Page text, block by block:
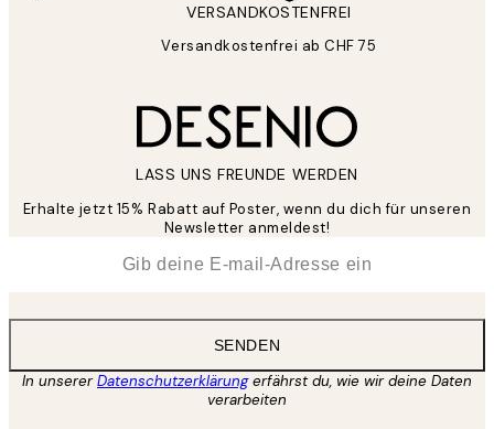
VERSANDKOSTENFREI
Versandkostenfrei ab CHF 75
LASS UNS FREUNDE WERDEN
Erhalte jetzt 15% Rabatt auf Poster, wenn du dich für unseren
Newsletter anmeldest!
SENDEN
In unsererDatenschutzerklärungerfährst du, wie wir deine Daten
verarbeiten